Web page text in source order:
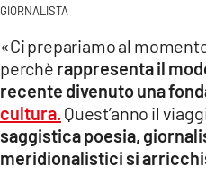
LACTV.IT
LACONAIR.IT
LACITYMAG.IT
ILREGGINO.IT
COSENZACHANNEL.IT
GIORNALISTA
«Ci prepariamo al
perchè rappresenta il
recente divenuto una
cultura. Quest’anno il
saggistica poesia,
meridionalistici si